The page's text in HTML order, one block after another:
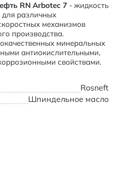
RN Arbotec 7 - жидкость
различных
механизмов
производства.
минеральных
антиокислительными,
свойствами.
Rosneft
Шпиндельное масло